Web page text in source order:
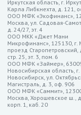
Оперативность и
минут – это не
сервисы
максимально
необходимо
данными, и ответ на
нескольких минут.
Минимальные
традиционных
часто не требуют
Иркутская область, г.
Карла Либкнехта, д. 121,
ООО МФК «Экофинанс»,
Москва, ул. Садовая-
д. 24/27, эт. 4
ООО МКК «Джет Мани
Микрофинанс», 125130, г.
проезд Старопетровский,
стр. 25, эт. 3, пом. 6
ООО МФК «Займер»,
Новосибирская область, г.
Новосибирск, ул.
Магистраль, д. 3, оф. 906
ООО МФК «Саммит»,
Москва, Хорошевское ш.,
корп. 1, каб. 20